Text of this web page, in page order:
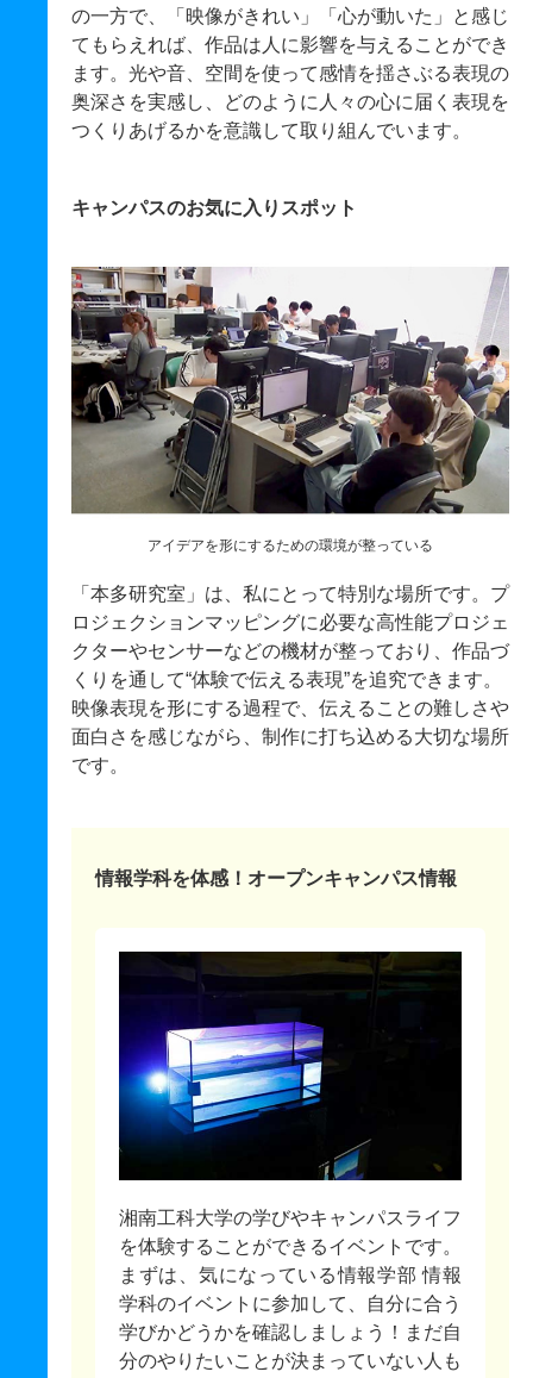
の一方で、「映像がきれい」「心が動いた」と感じ
てもらえれば、作品は人に影響を与えることができ
ます。光や音、空間を使って感情を揺さぶる表現の
奥深さを実感し、どのように人々の心に届く表現を
つくりあげるかを意識して取り組んでいます。
キャンパスのお気に入りスポット
アイデアを形にするための環境が整っている
「本多研究室」は、私にとって特別な場所です。プ
ロジェクションマッピングに必要な高性能プロジェ
クターやセンサーなどの機材が整っており、作品づ
くりを通して“体験で伝える表現”を追究できます。
映像表現を形にする過程で、伝えることの難しさや
面白さを感じながら、制作に打ち込める大切な場所
です。
情報学科を体感！オープンキャンパス情報
湘南工科大学の学びやキャンパスライフ
を体験することができるイベントです。
まずは、気になっている情報学部 情報
学科のイベントに参加して、自分に合う
学びかどうかを確認しましょう！まだ自
分のやりたいことが決まっていない人も